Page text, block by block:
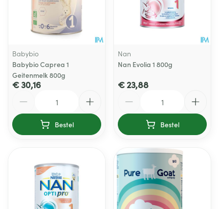
Babybio
Babybio Caprea 1
Geitenmelk 800g
€ 30,16
Bestel
Nan
Nan Evolia 1 800g
€ 23,88
Bestel